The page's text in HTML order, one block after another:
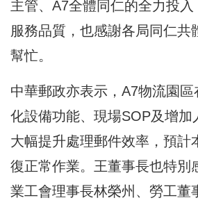
主管、A7全體同仁的全力投
服務品質，也感謝各局同仁共
幫忙。
中華郵政亦表示，A7物流園
化設備功能、現場SOP及增加
大幅提升處理郵件效率，預計
復正常作業。王董事長也特別
業工會理事長林榮州、勞工董